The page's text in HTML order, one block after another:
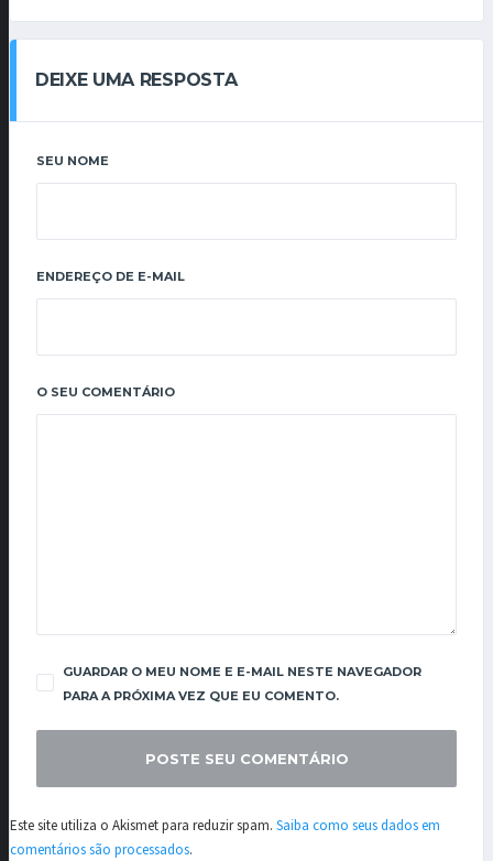
DEIXE UMA RESPOSTA
SEU NOME
ENDEREÇO DE E-MAIL
O SEU COMENTÁRIO
GUARDAR O MEU NOME E E-MAIL NESTE NAVEGADOR
PARA A PRÓXIMA VEZ QUE EU COMENTO.
Este site utiliza o Akismet para reduzir spam. Saiba como seus dados em
comentários são processados.